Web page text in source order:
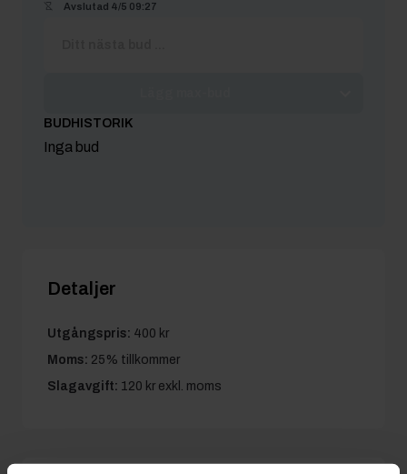
Avslutad 4/5 09:27
BUDHISTORIK
Inga bud
Detaljer
Utgångspris: 400 kr
Moms: 25% tillkommer
Slagavgift: 120 kr exkl. moms